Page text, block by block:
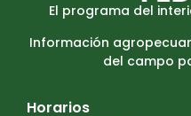
El programa del
Información
del campo
Horarios